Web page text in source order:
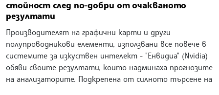
стойност след по-добри от очакваното
резултати
Производителят на графични карти и други
полупроводникови елементи, използвани все повече в
системите за изкуствен интелект - "Енвидиа" (Nvidia)
обяви своите резултати, които надминаха прогнозите
на анализаторите. Подкрепена от силното търсене на